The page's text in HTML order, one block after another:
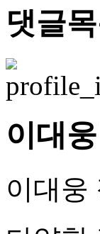
댓글
이대
이대웅